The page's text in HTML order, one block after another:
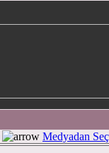
Medyadan